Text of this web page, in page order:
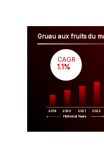
Gruau aux fruits du
2019 2020 2021 2022
CAGR
1.1%
Historical Years